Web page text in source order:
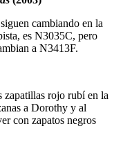
cambiando en la
es N3035C, pero
a N3413F.
zapatillas rojo rubí en la
a Dorothy y al
con zapatos negros